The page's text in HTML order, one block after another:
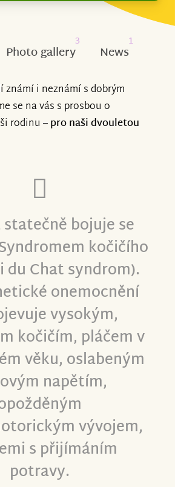
Photo gallery
3
News
1
i neznámí s dobrým
se na vás s prosbou o
rodinu –pro naši dvouletou
bojuje se
kočičího
du Chat syndrom).
onemocnění
vysokým,
kočičím, pláčem v
věku, oslabeným
napětím,
vývojem,
s přijímáním
potravy.